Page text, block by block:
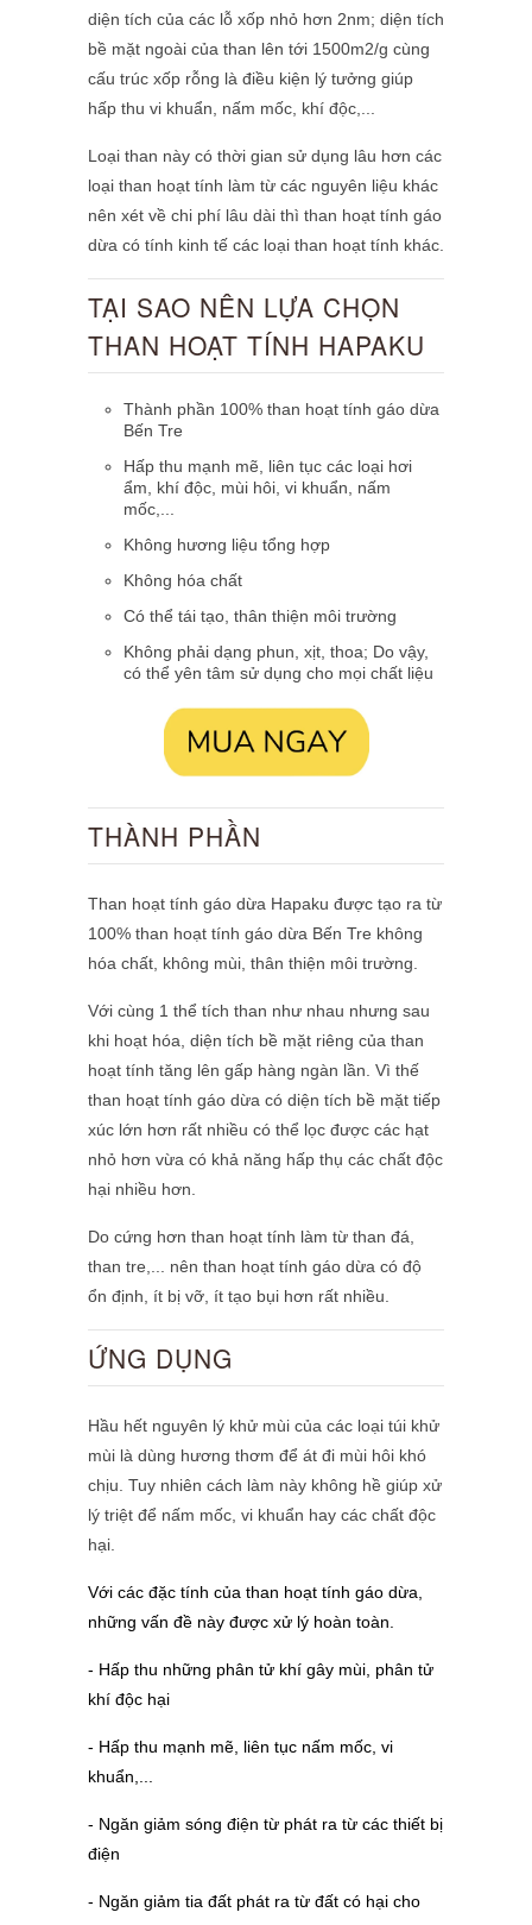
diện tích của các lỗ xốp nhỏ hơn 2nm; diện tích
bề mặt ngoài của than lên tới 1500m2/g cùng
cấu trúc xốp rỗng là điều kiện lý tưởng giúp
hấp thu vi khuẩn, nấm mốc, khí độc,..
Loại than này có thời gian sử dụng lâu hơn các
loại than hoạt tính làm từ các nguyên liệu khác
nên xét về chi phí lâu dài thì than hoạt tính gáo
dừa có tính kinh tế các loại than hoạt tính khác.
TẠI SAO NÊN LỰA CHỌN
THAN HOẠT TÍNH HAPAKU
Thành phần 100% than hoạt tính gáo dừa
Bến Tre
Hấp thu mạnh mẽ, liên tục các loại hơi
ẩm, khí độc, mùi hôi, vi khuẩn, nấm
mốc,...
Không hương liệu tổng hợp
Không hóa chất
Có thể tái tạo, thân thiện môi trường
Không phải dạng phun, xịt, thoa; Do vậy,
có thể yên tâm sử dụng cho mọi chất liệu
THÀNH PHẦN
Than hoạt tính gáo dừa Hapaku được tạo ra từ
100% than hoạt tính gáo dừa Bến Tre không
hóa chất, không mùi, thân thiện môi trường.
Với cùng 1 thể tích than như nhau nhưng sau
khi hoạt hóa, diện tích bề mặt riêng của than
hoạt tính tăng lên gấp hàng ngàn lần . Vì thế
than hoạt tính gáo dừa có diện tích bề mặt tiếp
xúc lớn hơn rất nhiều có thể lọc được các hạt
nhỏ hơn vừa có khả năng hấp thụ các chất độc
hại nhiều hơn.
Do cứng hơn than hoạt tính làm từ than đá,
than tre,... nên than hoạt tính gáo dừa có độ
ổn định, ít bị vỡ, ít tạo bụi hơn rất nhiều.
ỨNG DỤNG
Hầu hết nguyên lý khử mùi của các loại túi khử
mùi là dùng hương thơm để át đi mùi hôi khó
chịu. Tuy nhiên cách làm này không hề giúp xử
lý triệt để nấm mốc, vi khuẩn hay các chất độc
hại.
Với các đặc tính của than hoạt tính gáo dừa,
những vấn đề này được xử lý hoàn toàn.
- Hấp thu những phân tử khí gây mùi, phân tử
khí độc hại
- Hấp thu mạnh mẽ, liên tục nấm mốc, vi
khuẩn,...
- Ngăn giảm sóng điện từ phát ra từ các thiết bị
điện
- Ngăn giảm tia đất phát ra từ đất có hại cho